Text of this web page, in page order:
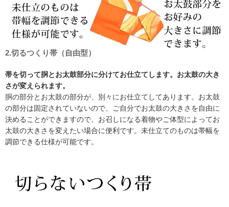
2.切るつくり帯（自由型）
帯を切って胴とお太鼓部分に分けてお仕立てします。お太鼓の大き
さが変えられます。
胴の部分とお太鼓の部分が、別々にお仕立てしてあります。お太鼓
の部分は固定されていないので、ご自分でお太鼓の大きさを自由に
決めることができますので、お召しになる着物やご体型によってお
太鼓の大きさを変えたい場合に便利です。未仕立てのものは帯幅を
調節できる仕様が可能です。